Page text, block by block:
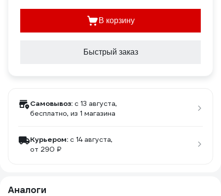
В корзину
Быстрый заказ
Самовывоз: c 13 августа,
бесплатно, из 1 магазина
Курьером: c 14 августа,
от 290 ₽
Аналоги